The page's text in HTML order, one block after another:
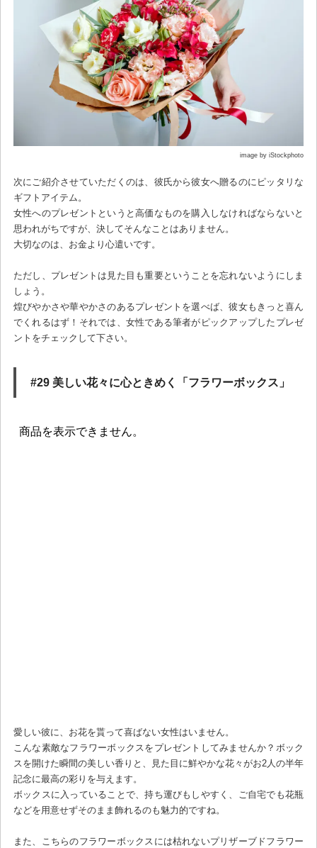
image by iStockphoto
次にご紹介させていただくのは、彼氏から彼女へ贈るのにピッタリな
ギフトアイテム。
女性へのプレゼントというと高価なものを購入しなければならないと
思われがちですが、決してそんなことはありません。
大切なのは、お金より心遣いです。
ただし、プレゼントは見た目も重要ということを忘れないようにしま
しょう。
煌びやかさや華やかさのあるプレゼントを選べば、彼女もきっと喜ん
でくれるはず！それでは、女性である筆者がピックアップしたプレゼ
ントをチェックして下さい。
#29 美しい花々に心ときめく「フラワーボックス」
愛しい彼に、お花を貰って喜ばない女性はいません。
こんな素敵なフラワーボックスをプレゼントしてみませんか？ボック
スを開けた瞬間の美しい香りと、見た目に鮮やかな花々がお2人の半年
記念に最高の彩りを与えます。
ボックスに入っていることで、持ち運びもしやすく、ご自宅でも花瓶
などを用意せずそのまま飾れるのも魅力的ですね。
また、こちらのフラワーボックスには枯れないプリザーブドフラワー